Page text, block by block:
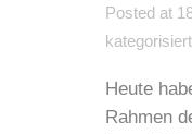
Posted at
kategorisiert
Heute
Rahmen